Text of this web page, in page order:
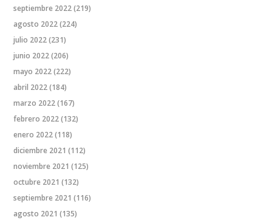
septiembre 2022(219)
agosto 2022(224)
julio 2022(231)
junio 2022(206)
mayo 2022(222)
abril 2022(184)
marzo 2022(167)
febrero 2022(132)
enero 2022(118)
diciembre 2021 (112)
noviembre 2021 (125)
octubre 2021 (132)
septiembre 2021 (116)
agosto 2021 (135)